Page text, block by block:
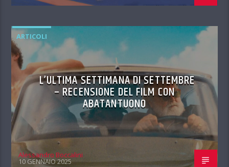
ARTICOLI
L’ULTIMA SETTIMANA DI SETTEMBRE
– RECENSIONE DEL FILM CON
ABATANTUONO
Alessandro Boccalini
10 GENNAIO 2025